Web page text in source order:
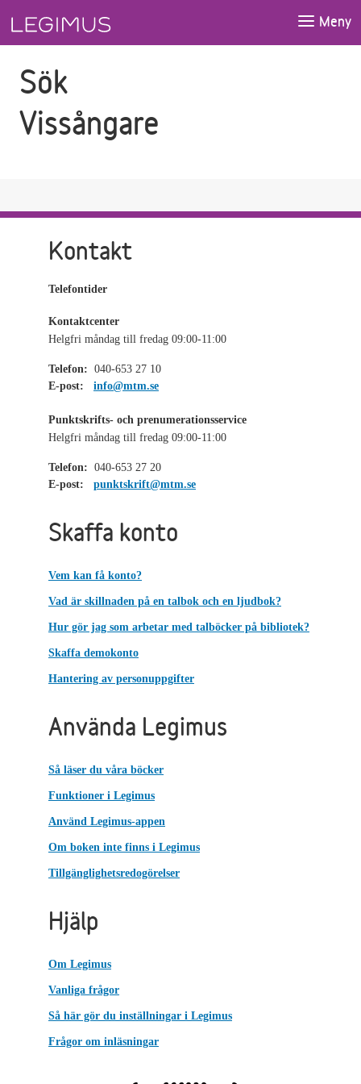
Meny
Sök
Vissångare
Kontakt
Telefontider
Kontaktcenter
Helgfri måndag till fredag 09:00-11:00
Telefon: 040-653 27 10
E-post:
info@mtm.se
Punktskrifts- och prenumerationsservice
Helgfri måndag till fredag 09:00-11:00
Telefon: 040-653 27 20
E-post:
punktskrift@mtm.se
Skaffa konto
Vem kan få konto?
Vad är skillnaden på en talbok och en ljudbok?
Hur gör jag som arbetar med talböcker på bibliotek?
Skaffa demokonto
Hantering av personuppgifter
Använda Legimus
Så läser du våra böcker
Funktioner i Legimus
Använd Legimus-appen
Om boken inte finns i Legimus
Tillgänglighetsredogörelser
Hjälp
Om Legimus
Vanliga frågor
Så här gör du inställningar i Legimus
Frågor om inläsningar